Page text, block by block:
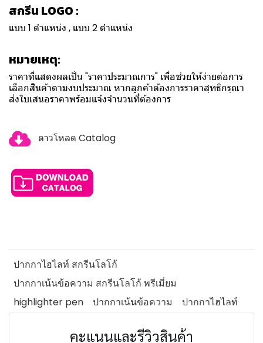
สกรีน LOGO :
แบบ 1 ตำแหน่ง , แบบ 2 ตำแหน่ง
หมายเหตุ:
ราคาที่แสดงผลเป็น "ราคาประมาณการ" เพื่อช่วยให้ง่ายต่อการ
เลือกสินค้าตามงบประมาณ หากลูกค้าต้องการราคาสุทธิกรุณา
ส่งใบเสนอราคาพร้อมแจ้งจำนวนที่ต้องการ
ดาวโหลด Catalog
ปากกาไฮไลท์ สกรีนโลโก้
ปากกาเน้นข้อความ สกรีนโลโก้ พรีเมี่ยม
highlighter pen
ปากกาเน้นข้อความ ปากกาไฮไลท์
คะแนนและรีวิวสินค้า